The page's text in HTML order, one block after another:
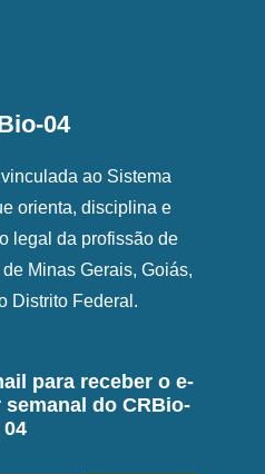
04
ao Sistema
orienta, disciplina e
legal da profissão de
Minas Gerais, Goiás,
Distrito Federal.
para receber o e-
do CRBio-
04